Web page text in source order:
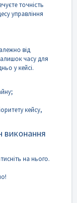
точність
управління
від
часу для
у кейсі.
кейсу,
виконання
на нього.